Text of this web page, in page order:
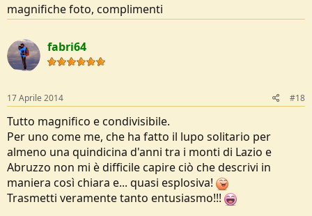
magnifiche foto, complimenti
fabri64
17 Aprile 2014 #18
Tutto magnifico e condivisibile.
Per uno come me, che ha fatto il lupo solitario per
almeno una quindicina d'anni tra i monti di Lazio e
Abruzzo non mi è difficile capire ciò che descrivi in
maniera così chiara e... quasi esplosiva!
Trasmetti veramente tanto entusiasmo!!!